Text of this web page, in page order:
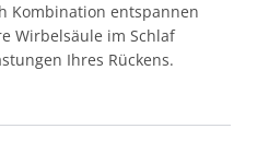
Kombination entspannen
Wirbelsäule im Schlaf
Ihres Rückens.